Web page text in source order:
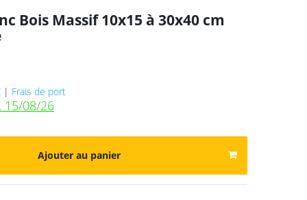
Bois Massif 10x15 à 30x40 cm
| Frais de port
15/08/26
Ajouter au panier